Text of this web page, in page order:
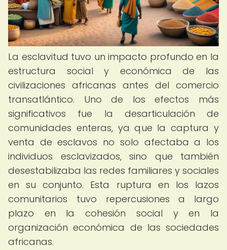
La esclavitud tuvo un impacto profundo en la
estructura social y económica de las
civilizaciones africanas antes del comercio
transatlántico. Uno de los efectos más
significativos fue la desarticulación de
comunidades enteras, ya que la captura y
venta de esclavos no solo afectaba a los
individuos esclavizados, sino que también
desestabilizaba las redes familiares y sociales
en su conjunto. Esta ruptura en los lazos
comunitarios tuvo repercusiones a largo
plazo en la cohesión social y en la
organización económica de las sociedades
africanas.